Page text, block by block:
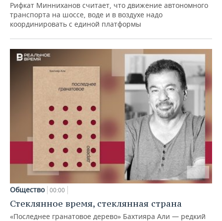
Рифкат Минниханов считает, что движение автономного
транспорта на шоссе, воде и в воздухе надо
координировать с единой платформы
Общество 00:00
Стеклянное время, стеклянная страна
«Последнее гранатовое дерево» Бахтияра Али — редкий